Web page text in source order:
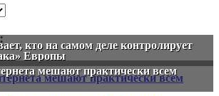
кто на самом деле контролирует
Европы
мешают практически всем